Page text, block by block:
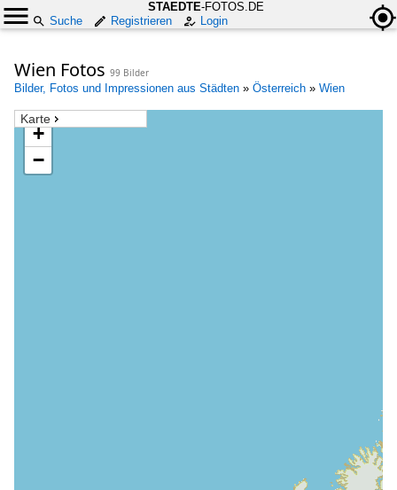
STAEDTE-FOTOS.DE
Suche
Registrieren Login
Wien Fotos 99 Bilder
Bilder, Fotos und Impressionen aus Städten » Österreich » Wien
Karte
+
−